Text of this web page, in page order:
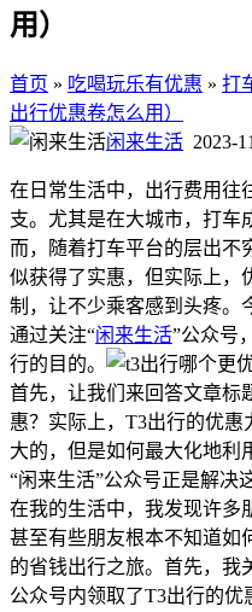
用）
首页 » 吃喝玩乐有优惠 » 打
出行优惠卷怎么用）
闲来生活 2023-
在日常生活中，出行费用往
支。尤其是在大城市，打车
而，随着打车平台的层出不
似获得了实惠，但实际上，
制，让不少乘客感到头疼。
通过关注“闲来生活”公众号
行的目的。
首先，让我们来回答文章标
惠？实际上，T3出行的优
大的，但是如何最大化地利
“闲来生活”公众号正是解决
在我的生活中，我发现许多
甚至有些朋友根本不知道如
的省钱出行之旅。首先，我
公众号内领取了T3出行的